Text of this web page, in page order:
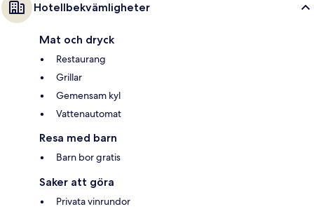
Hotellbekvämligheter
Mat och dryck
Restaurang
Grillar
Gemensam kyl
Vattenautomat
Resa med barn
Barn bor gratis
Saker att göra
Privata vinrundor